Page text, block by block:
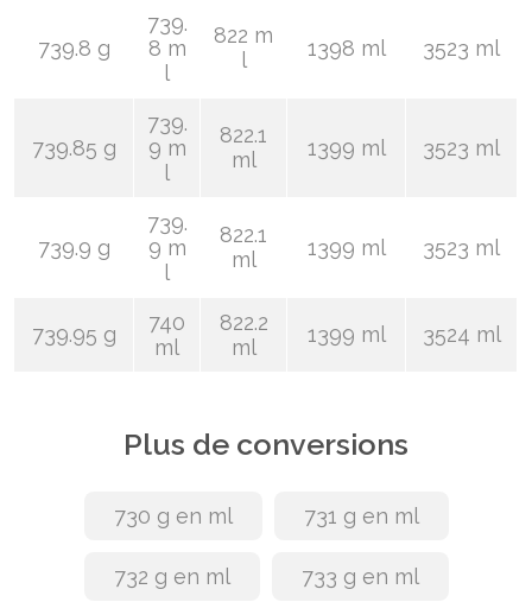
739.8 g
739.
8 m
l
822 m
l
1398 ml 3523 ml
739.85 g
739.
9 m
l
822.1
ml
1399 ml 3523 ml
739.9 g
739.
9 m
l
822.1
ml
1399 ml 3523 ml
739.95 g
740
ml
822.2
ml
1399 ml 3524 ml
Plus de conversions
730 g en ml 731 g en ml
732 g en ml 733 g en ml